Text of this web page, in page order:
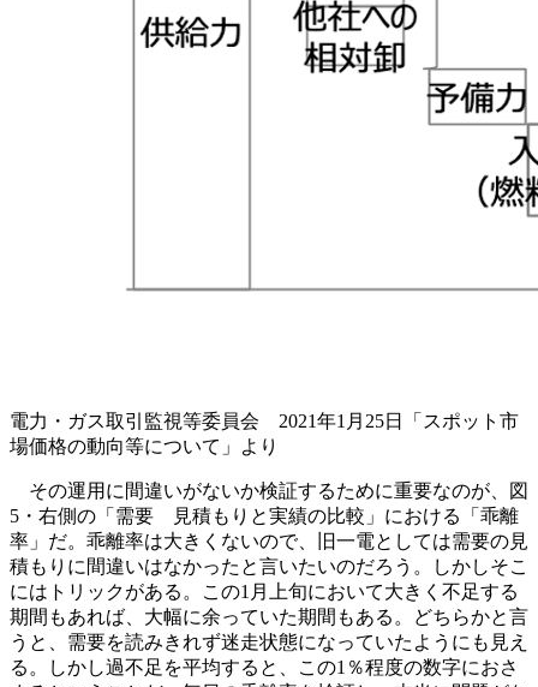
電力・ガス取引監視等委員会 2021年1月25日「スポット市
場価格の動向等について」より
その運用に間違いがないか検証するために重要なのが、図
5・右側の「需要 見積もりと実績の比較」における「乖離
率」だ。乖離率は大きくないので、旧一電としては需要の見
積もりに間違いはなかったと言いたいのだろう。しかしそこ
にはトリックがある。この1月上旬において大きく不足する
期間もあれば、大幅に余っていた期間もある。どちらかと言
うと、需要を読みきれず迷走状態になっていたようにも見え
る。しかし過不足を平均すると、この1％程度の数字におさ